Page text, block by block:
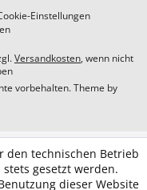
Einstellungen
Versandkosten, wenn nicht
vorbehalten. Theme by
den technischen Betrieb
gesetzt werden.
dieser Website